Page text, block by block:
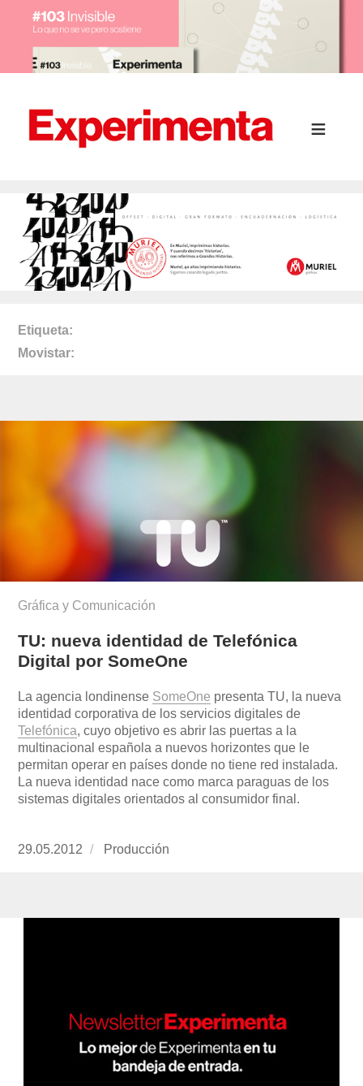
Etiqueta
Movistar
Gráfica y Comunicación
TU: nueva identidad de Telefónica
Digital por SomeOne
La agencia londinense SomeOne presenta TU, la nueva
identidad corporativa de los servicios digitales de
Telefónica, cuyo objetivo es abrir las puertas a la
multinacional española a nuevos horizontes que le
permitan operar en países donde no tiene red instalada.
La nueva identidad nace como marca paraguas de los
sistemas digitales orientados al consumidor final.
Publicado
29.05.2012 https://www.experimenta.es/author/
Producción